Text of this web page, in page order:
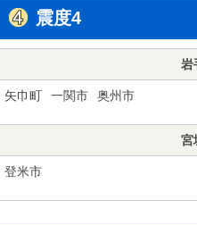
震度4
岩
矢巾町 一関市 奥州市
宮
登米市